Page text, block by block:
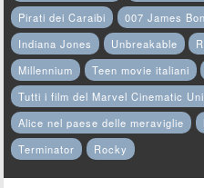
Pirati dei Caraibi
007 James
Indiana Jones
Unbreakable
Millennium
Teen movie italiani
Tutti i film del Marvel Cinematic
Alice nel paese delle meraviglie
Terminator
Rocky